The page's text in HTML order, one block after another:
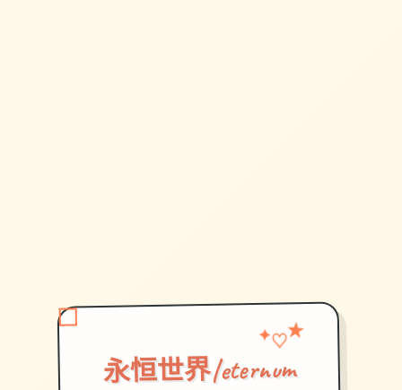
永恒世界|eternum
✦♡★